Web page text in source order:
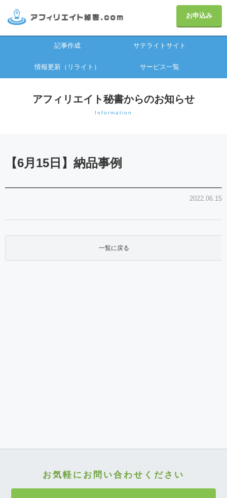
お申込み
記事作成 サテライトサイト
情報更新（リライト） サービス一覧
アフィリエイト秘書からのお知らせ
Information
【6月15日】納品事例
2022.06.15
一覧に戻る
お気軽にお問い合わせください